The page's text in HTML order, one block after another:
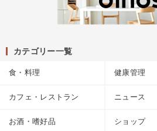
カテゴリー一覧
食・料理 健康管理
カフェ・レストラン ニュース
お酒・嗜好品 ショップ